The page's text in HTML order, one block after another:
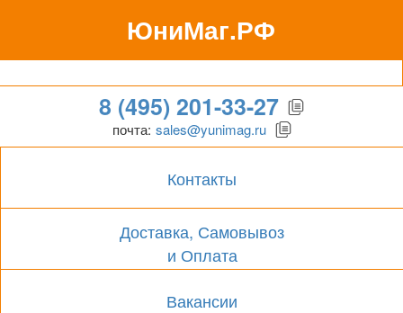
ЮниМаг.РФ
Гипермаркет для бизнеса
8 (495) 201-33-27
почта: sales@yunimag.ru
Контакты
Доставка, Самовывоз
и Оплата
Вакансии